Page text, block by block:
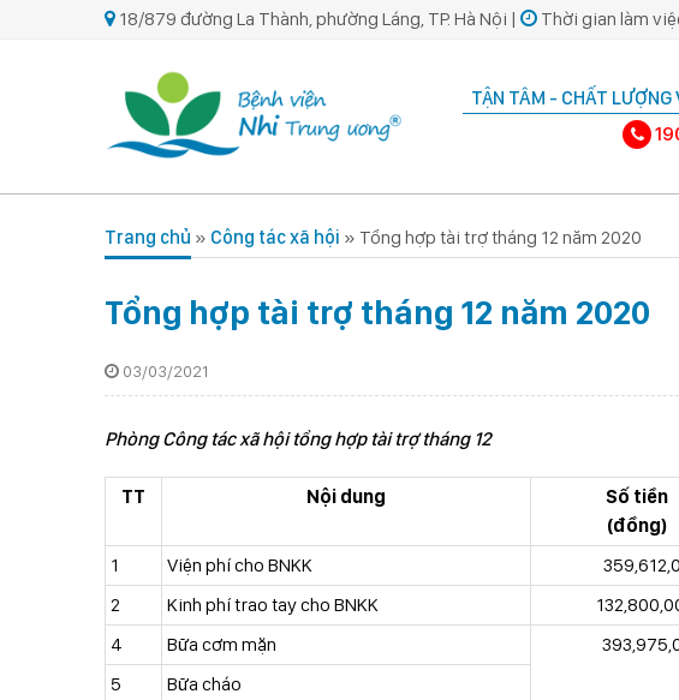
18/879 đường La Thành, phường Láng, TP. Hà Nội | Thời gian làm
TẬN TÂM - CHẤT LƯỢNG
Trang chủ » Công tác xã hội » Tổng hợp tài trợ tháng 12 năm 2020
Tổng hợp tài trợ tháng 12 năm 2020
03/03/2021
Phòng Công tác xã hội tổng hợp tài trợ tháng 12
TT Nội dung
Số tiền
(đồng)
1 Viện phí cho BNKK
2
Kinh phí trao tay cho BNKK
4
Bữa cơm mặn
5
Bữa cháo